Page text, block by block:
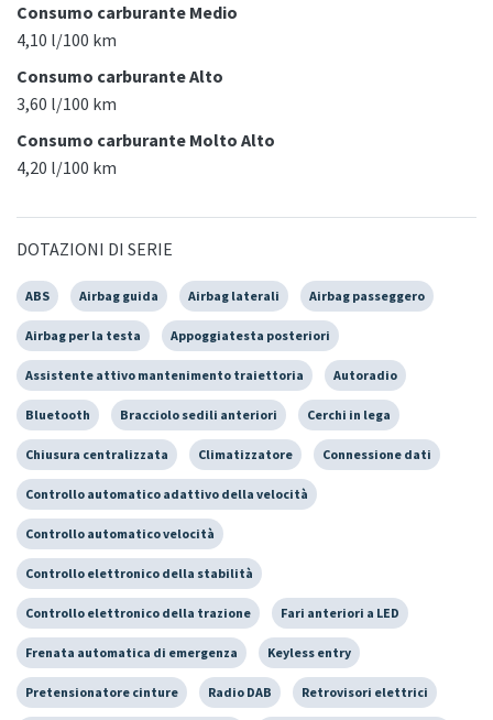
Consumo carburante Medio
4,10 l/100 km
Consumo carburante Alto
3,60 l/100 km
Consumo carburante Molto Alto
4,20 l/100 km
DOTAZIONI DI SERIE
ABS Airbag guida Airbag laterali Airbag passeggero
Airbag per la testa Appoggiatesta posteriori
Assistente attivo mantenimento traiettoria Autoradio
Bluetooth Bracciolo sedili anteriori Cerchi in lega
Chiusura centralizzata Climatizzatore Connessione dati
Controllo automatico adattivo della velocità
Controllo automatico velocità
Controllo elettronico della stabilità
Controllo elettronico della trazione Fari anteriori a LED
Frenata automatica di emergenza Keyless entry
Pretensionatore cinture Radio DAB Retrovisori elettrici